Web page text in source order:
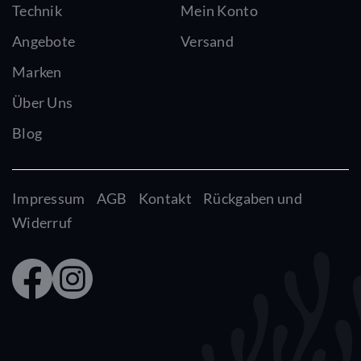
Technik
Angebote
Marken
Über Uns
Blog
Mein Konto
Versand
Impressum AGB Kontakt
Rückgaben und
Widerruf
Faceb
ook
Insta
gram